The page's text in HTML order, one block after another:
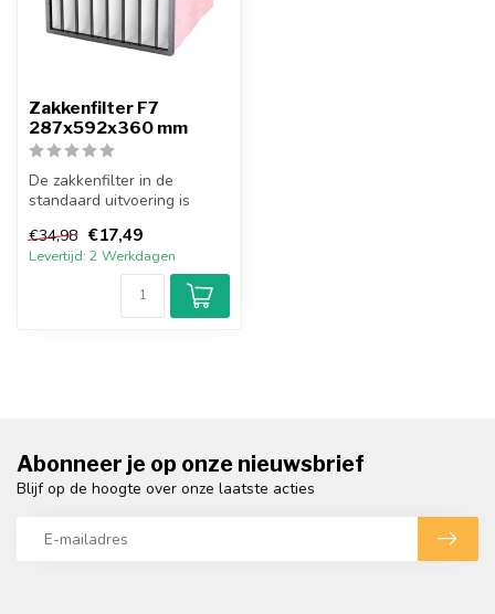
Zakkenfilter F7
287x592x360 mm
De zakkenfilter in de
standaard uitvoering is
behuizing...
€34,98 €17,49
Levertijd: 2 Werkdagen
Abonneer je op onze nieuwsbrief
Blijf op de hoogte over onze laatste acties